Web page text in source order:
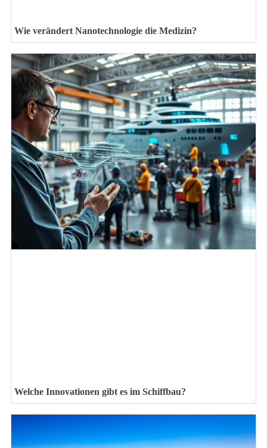
Wie verändert Nanotechnologie die Medizin?
Welche Innovationen gibt es im Schiffbau?